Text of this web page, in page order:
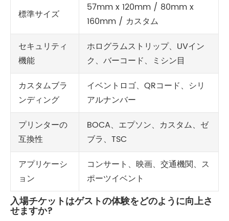
標準サイズ
57mm x 120mm / 80mm x
160mm / カスタム
セキュリティ
機能
ホログラムストリップ、UVイン
ク、バーコード、ミシン目
カスタムブラ
ンディング
イベントロゴ、QRコード、シリ
アルナンバー
プリンターの
互換性
BOCA、エプソン、カスタム、ゼ
ブラ、TSC
アプリケーシ
ョン
コンサート、映画、交通機関、ス
ポーツイベント
入場チケットはゲストの体験をどのように向上さ
せますか?